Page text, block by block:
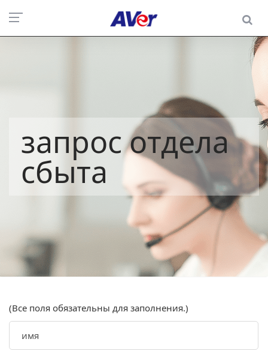
запрос отдела
сбыта
(Все поля обязательны для заполнения.)